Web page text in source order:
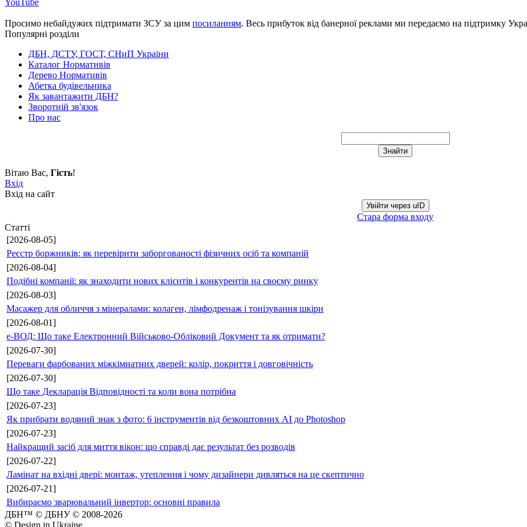
Просимо небайдужих підтримати ЗСУ за цим посиланням. Весь прибуток від банерної реклами ми передаємо на підтримку
Популярні розділи
ДБН, ДСТУ, ГОСТ, СНиП України
Каталог Нормативів
Дерево Нормативів
Абетка будівельника
Як завантажити ДБН?
Зворотній зв'язок
Про нас
Вітаю Вас, Гість!
Вхід
Вхід на сайт
Увійти через uID
Стара форма входу
Статті
[2026-08-05]
Реєстр боржників: як перевірити заборгованості фізичних осіб та компаній
[2026-08-04]
Подібні компанії: як знаходити нових клієнтів і конкурентів на своєму ринку
[2026-08-03]
Масажер для обличчя з мінералами: колаген, лімфодренаж і тонізування шкіри
[2026-08-01]
е-ВОД: Що таке Електронний Військово-Обліковий Документ та як отримати?
[2026-07-30]
Переваги фарбованих міжкімнатних дверей: колір, покриття і довговічність
[2026-07-30]
Що таке Декларація Відповідності та коли вона потрібна
[2026-07-23]
Як прибрати водяний знак з фото: 6 інструментів від безкоштовних AI до Photoshop
[2026-07-23]
Найкращий засіб для миття вікон: що справді дає результат без розводів
[2026-07-22]
Ламінат на вхідні двері: монтаж, утеплення і чому дизайнери дивляться на це скептично
[2026-07-21]
Вибираємо зварювальний інвертор: основні правила
ДБН™ © ДБНУ © 2008-2026
© Design in Ukraine